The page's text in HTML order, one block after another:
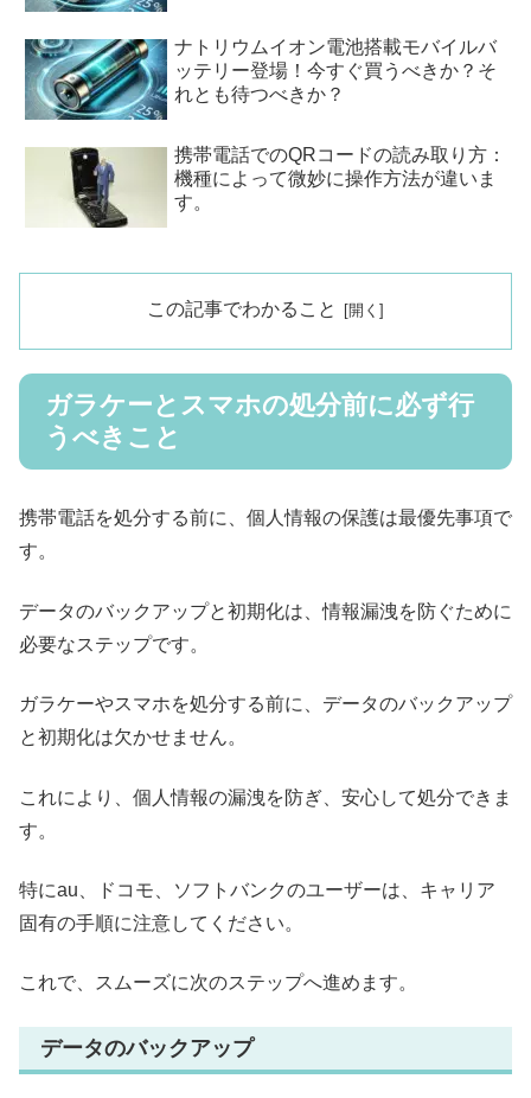
ナトリウムイオン電池搭載モバイルバ
ッテリー登場！今すぐ買うべきか？そ
れとも待つべきか？
携帯電話でのQRコードの読み取り方：
機種によって微妙に操作方法が違いま
す。
この記事でわかること
ガラケーとスマホの処分前に必ず行
うべきこと
携帯電話を処分する前に、個人情報の保護は最優先事項で
す。
データのバックアップと初期化は、情報漏洩を防ぐために
必要なステップです。
ガラケーやスマホを処分する前に、データのバックアップ
と初期化は欠かせません。
これにより、個人情報の漏洩を防ぎ、安心して処分できま
す。
特にau、ドコモ、ソフトバンクのユーザーは、キャリア
固有の手順に注意してください。
これで、スムーズに次のステップへ進めます。
データのバックアップ